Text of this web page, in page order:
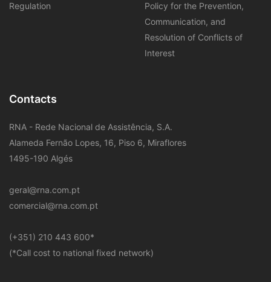
Regulation
Policy for the Prevention,
Communication, and
Resolution of Conflicts of
Interest
Contacts
RNA - Rede Nacional de Assistência, S.A.
Alameda Fernão Lopes, 16, Piso 6, Miraflores
1495-190 Algés
geral@rna.com.pt
comercial@rna.com.pt
​(+351) 210 443 600*
(*Call cost to national fixed network)